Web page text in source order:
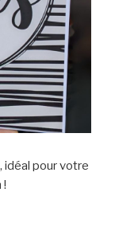
idéal pour votre
!